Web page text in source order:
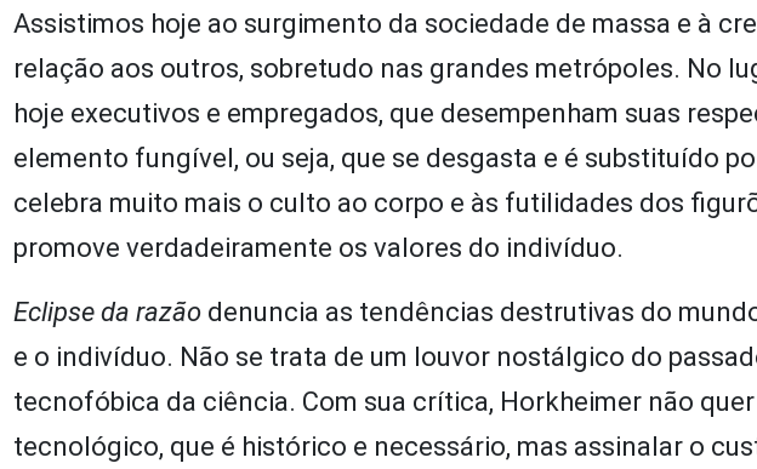
Assistimos hoje ao surgimento da sociedade de massa e à
relação aos outros, sobretudo nas grandes metrópoles. No
hoje executivos e empregados, que desempenham suas
elemento fungível, ou seja, que se desgasta e é substituído
celebra muito mais o culto ao corpo e às futilidades dos
promove verdadeiramente os valores do indivíduo.
Eclipse da razão denuncia as tendências destrutivas do
e o indivíduo. Não se trata de um louvor nostálgico do
tecnofóbica da ciência. Com sua crítica, Horkheimer não
tecnológico, que é histórico e necessário, mas assinalar o